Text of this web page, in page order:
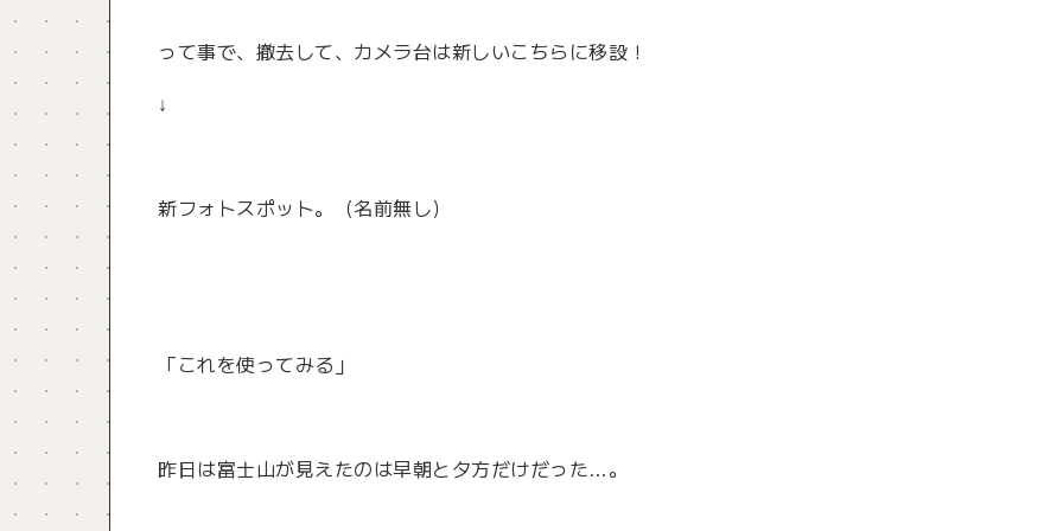
って事で、撤去して、カメラ台は新しいこちらに移設！
↓
新フォトスポット。（名前無し）
「これを使ってみる」
昨日は富士山が見えたのは早朝と夕方だけだった…。